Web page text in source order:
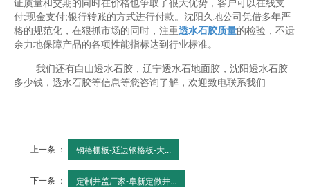
证质量和交期的同时在价格也争取了很大优势，客户可以在线支
付;现金支付;银行转账的方式进行付款。沈阳久地公司凭借多年严
格的规范化，在狠抓市场的同时，注重透水石胶质量的检验，不遗
余力地保障产品的各项性能指标达到行业标准。
我们还有白山透水石胶，辽宁透水石地面胶，沈阳透水石胶
多少钱，透水石胶等信息等您咨询了解，欢迎致电联系我们
上一条 ： 钢格栅板-延边钢格板-大...
下一条 ： 定制井盖厂家-阜新定做井...